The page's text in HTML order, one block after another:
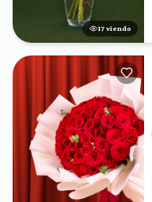
18 viendo